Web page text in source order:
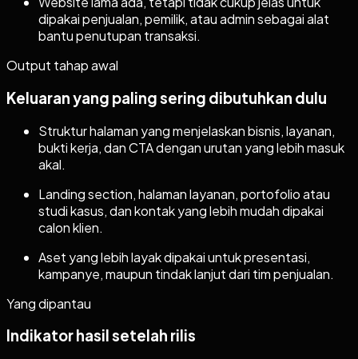
dipakai penjualan, pemilik, atau admin sebagai alat
bantu penutupan transaksi.
Output tahap awal
Keluaran yang paling sering dibutuhkan dulu
Struktur halaman yang menjelaskan bisnis, layanan,
bukti kerja, dan CTA dengan urutan yang lebih masuk
akal.
Landing section, halaman layanan, portofolio atau
studi kasus, dan kontak yang lebih mudah dipakai
calon klien.
Aset yang lebih layak dipakai untuk presentasi,
kampanye, maupun tindak lanjut dari tim penjualan.
Yang dipantau
Indikator hasil setelah rilis